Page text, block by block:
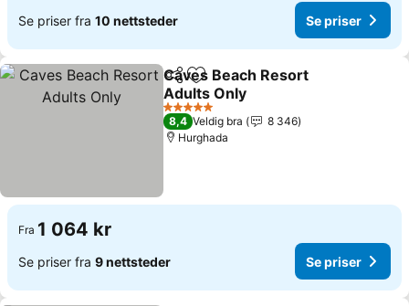
Se priser fra 10 nettsteder Se priser
Del Legg til i favoritter
Caves Beach Resort
Adults Only
Se priser
5 Stjerner
8,4 Veldig bra
8 346
Hurghada
Fra 1 064 kr
Se priser fra 9 nettsteder Se priser